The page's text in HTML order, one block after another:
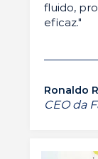
fluido,
eficaz."
Ronaldo
CEO da